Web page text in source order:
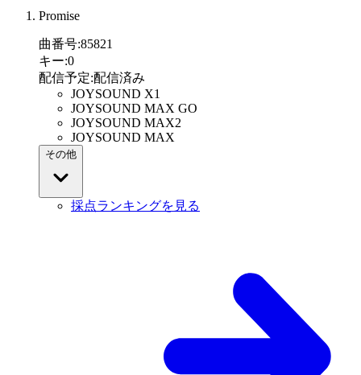
Promise
曲番号:85821
キー:0
配信予定:配信済み
JOYSOUND X1
JOYSOUND MAX GO
JOYSOUND MAX2
JOYSOUND MAX
その他
採点ランキングを見る